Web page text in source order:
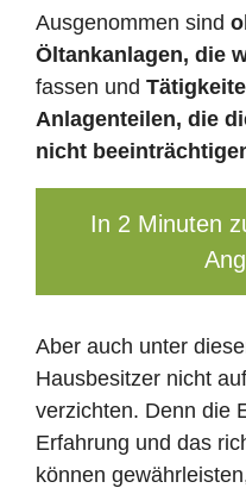
Ausgenommen sind
Öltankanlagen, die
fassen und
Anlagenteilen, die
nicht
In 2 Minuten
Aber auch unter
Hausbesitzer nicht
verzichten. Denn die
Erfahrung und das
können